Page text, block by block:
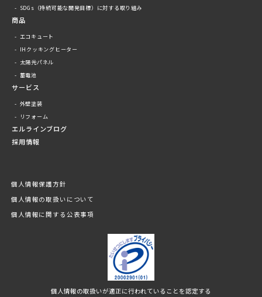
SDGs（持続可能な開発目標）に対する取り組み
商品
エコキュート
IHクッキングヒーター
太陽光パネル
蓄電池
サービス
外壁塗装
リフォーム
エルラインブログ
採用情報
個人情報保護方針
個人情報の取扱いについて
個人情報に関する公表事項
個人情報の取扱いが適正に行われていることを認定する